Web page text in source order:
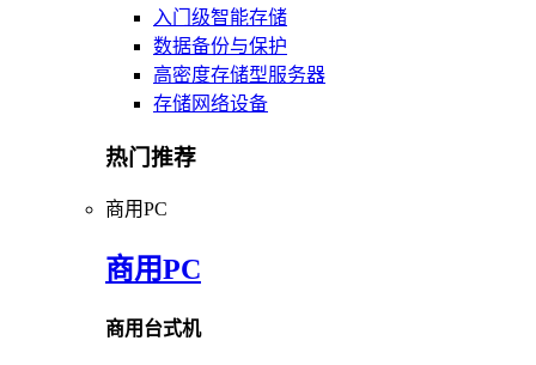
入门级智能存储
数据备份与保护
高密度存储型服务器
存储网络设备
热门推荐
商用PC
商用PC
商用台式机